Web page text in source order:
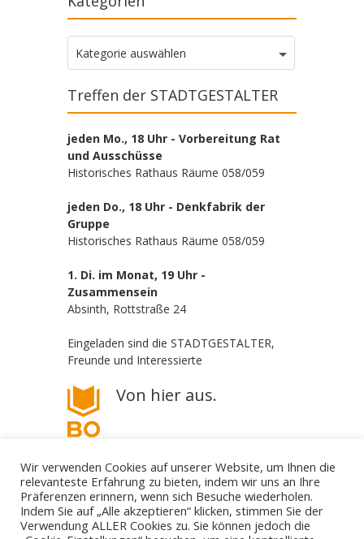
Kategorien
Kategorie auswählen
Treffen der STADTGESTALTER
jeden Mo., 18 Uhr - Vorbereitung Rat
und Ausschüsse
Historisches Rathaus Räume 058/059
jeden Do., 18 Uhr - Denkfabrik der
Gruppe
Historisches Rathaus Räume 058/059
1. Di. im Monat, 19 Uhr -
Zusammensein
Absinth, Rottstraße 24
Eingeladen sind die STADTGESTALTER,
Freunde und Interessierte
Von hier aus.
Wir verwenden Cookies auf unserer Website, um Ihnen die
relevanteste Erfahrung zu bieten, indem wir uns an Ihre
Präferenzen erinnern, wenn sich Besuche wiederholen.
Indem Sie auf „Alle akzeptieren“ klicken, stimmen Sie der
Verwendung ALLER Cookies zu. Sie können jedoch die